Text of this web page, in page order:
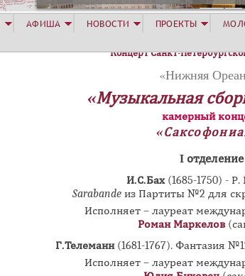
Концерт Санкт-
«Нижняя
«Музыкальная
камерный
I отделение
И.С.Бах(1685-1750) -
Sarabande из Партиты №2 для
Исполняет – лауреат
Роман Маркелов
Г.Телеманн (1681-1767). Фантазия
Исполняет – лауреат
АФИША НОВОСТИ ПРОЕКТЫ